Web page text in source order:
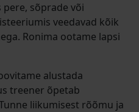
sõprade või
veedavad kõik
Ronima ootame lapsi
alustada
treener õpetab
liikumisest rõõmu ja